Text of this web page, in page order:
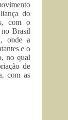
do
com o
Brasil
onde a
e o
no qual
de
com as